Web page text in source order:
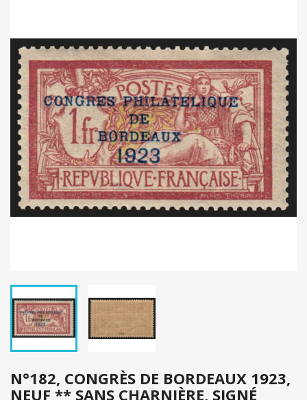
N°182, CONGRÈS DE BORDEAUX 1923,
NEUF ** SANS CHARNIÈRE, SIGNÉ